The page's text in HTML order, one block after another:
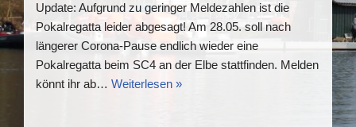
Update: Aufgrund zu geringer Meldezahlen ist die
Pokalregatta leider abgesagt! Am 28.05. soll nach
längerer Corona-Pause endlich wieder eine
Pokalregatta beim SC4 an der Elbe stattfinden. Melden
könnt ihr ab… Weiterlesen »